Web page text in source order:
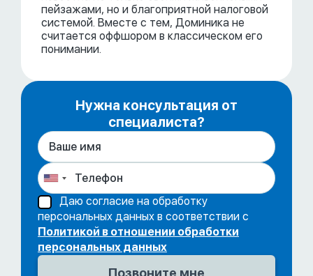
пейзажами, но и благоприятной налоговой
системой. Вместе с тем, Доминика не
считается оффшором в классическом его
понимании.
Нужна консультация от
специалиста?
Даю согласие на обработку
персональных данных в соответствии с
Политикой в отношении обработки
персональных данных